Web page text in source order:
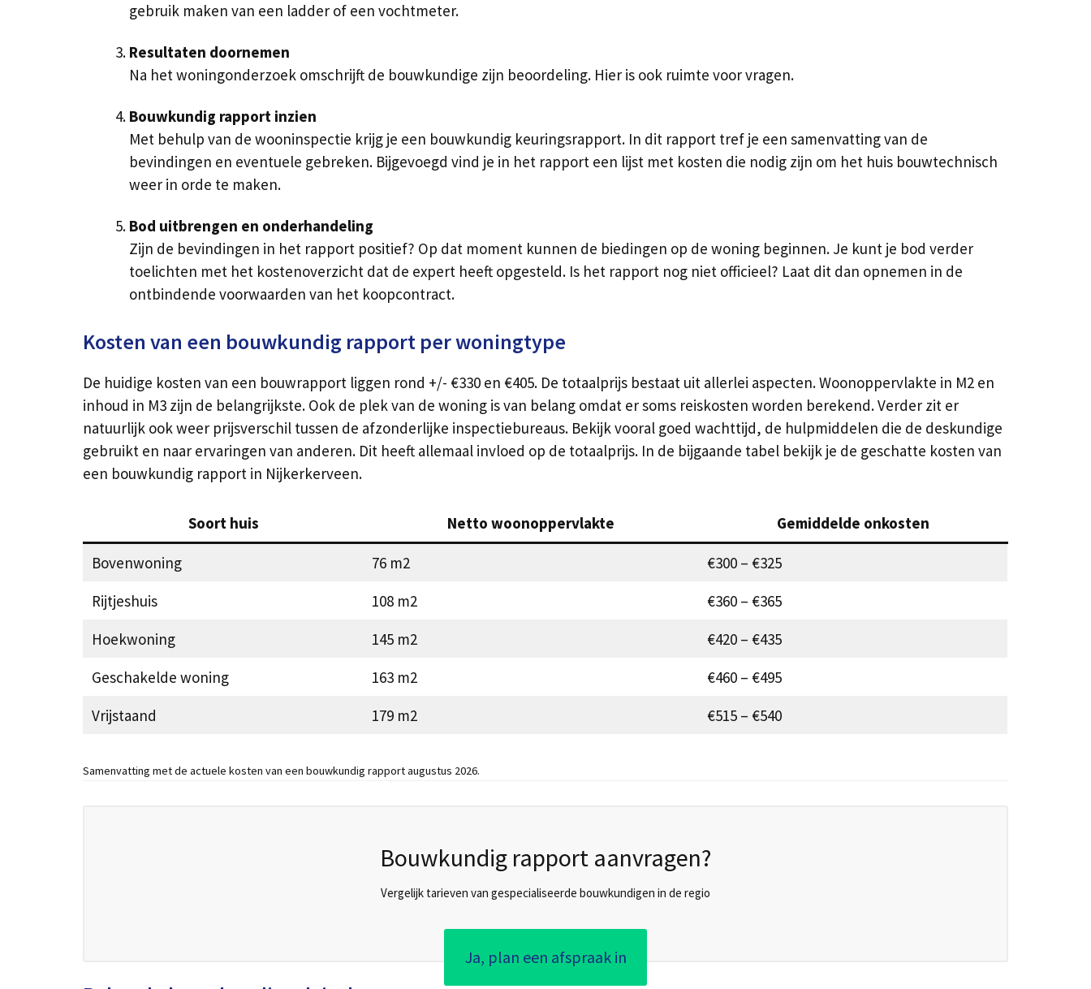
gebruik maken van een ladder of een vochtmeter.
Resultaten doornemen
Na het woningonderzoek omschrijft de bouwkundige zijn beoordeling. Hier is ook ruimte voor vragen.
Bouwkundig rapport inzien
Met behulp van de wooninspectie krijg je een bouwkundig keuringsrapport. In dit rapport tref je een samenvatting van de
bevindingen en eventuele gebreken. Bijgevoegd vind je in het rapport een lijst met kosten die nodig zijn om het huis bouwtechnisch
weer in orde te maken.
Bod uitbrengen en onderhandeling
Zijn de bevindingen in het rapport positief? Op dat moment kunnen de biedingen op de woning beginnen. Je kunt je bod verder
toelichten met het kostenoverzicht dat de expert heeft opgesteld. Is het rapport nog niet officieel? Laat dit dan opnemen in de
ontbindende voorwaarden van het koopcontract.
Kosten van een bouwkundig rapport per woningtype
De huidige kosten van een bouwrapport liggen rond +/- €330 en €405. De totaalprijs bestaat uit allerlei aspecten. Woonoppervlakte in M2 en
inhoud in M3 zijn de belangrijkste. Ook de plek van de woning is van belang omdat er soms reiskosten worden berekend. Verder zit er
natuurlijk ook weer prijsverschil tussen de afzonderlijke inspectiebureaus. Bekijk vooral goed wachttijd, de hulpmiddelen die de deskundige
gebruikt en naar ervaringen van anderen. Dit heeft allemaal invloed op de totaalprijs. In de bijgaande tabel bekijk je de geschatte kosten van
een bouwkundig rapport in Nijkerkerveen.
Soort huis Netto woonoppervlakte Gemiddelde onkosten
Bovenwoning 76 m2
€300 – €325
Rijtjeshuis
108 m2
€360 – €365
Hoekwoning
145 m2
€420 – €435
Geschakelde woning
163 m2
€460 – €495
Vrijstaand
179 m2 €515 – €540
Samenvatting met de actuele kosten van een bouwkundig rapport augustus 2026.
Bouwkundig rapport aanvragen?
Vergelijk tarieven van gespecialiseerde bouwkundigen in de regio
Ja, plan een afspraak in